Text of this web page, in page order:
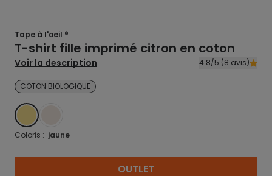
Tape à l'oeil ®
T-shirt fille imprimé citron en coton
Voir la description 4.8/5 (8 avis)
COTON BIOLOGIQUE
JAUNE
Coloris : jaune
OUTLET